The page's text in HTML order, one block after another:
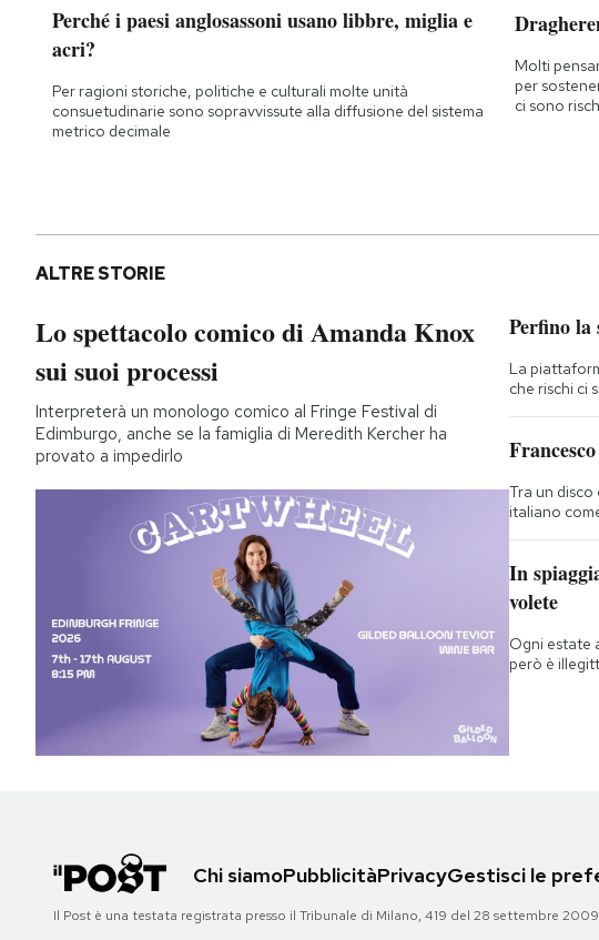
Perché i paesi anglosassoni usano libbre, miglia e
acri?
Per ragioni storiche, politiche e culturali molte unità
consuetudinarie sono sopravvissute alla diffusione del sistema
metrico decimale
Molti
per
ci sono
ALTRE STORIE
Lo spettacolo comico di Amanda Knox
sui suoi processi
Interpreterà un monologo comico al Fringe Festival di
Edimburgo, anche se la famiglia di Meredith Kercher ha
provato a impedirlo
Perfino la
La
che rischi ci
Tra un
italiano
In
volete
Ogni estate
però è
Chi siamoPubblicitàPrivacyGestisci le
Il Post è una testata registrata presso il Tribunale di Milano, 419 del 28 settembre